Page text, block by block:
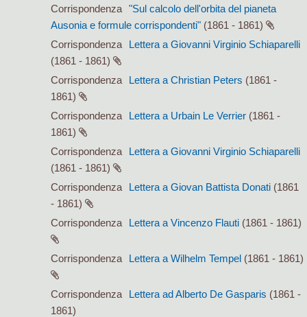
Corrispondenza
"Sul calcolo dell'orbita del pianeta
Ausonia e formule corrispondenti" (1861 - 1861)
Corrispondenza
Lettera a Giovanni Virginio Schiaparelli
(1861 - 1861)
Corrispondenza
Lettera a Christian Peters (1861 -
1861)
Corrispondenza
Lettera a Urbain Le Verrier (1861 -
1861)
Corrispondenza
Lettera a Giovanni Virginio Schiaparelli
(1861 - 1861)
Corrispondenza
Lettera a Giovan Battista Donati (1861
- 1861)
Corrispondenza
Lettera a Vincenzo Flauti (1861 - 1861)
Corrispondenza Lettera a Wilhelm Tempel (1861 - 1861)
Corrispondenza Lettera ad Alberto De Gasparis (1861 -
1861)